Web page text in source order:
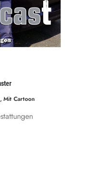
, Mit Cartoon